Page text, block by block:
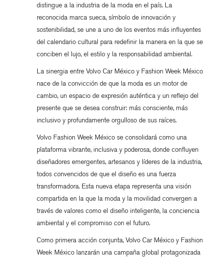
distingue a la industria de la moda en el país. La
reconocida marca sueca, símbolo de innovación y
sostenibilidad, se une a uno de los eventos más influyentes
del calendario cultural para redefinir la manera en la que se
conciben el lujo, el estilo y la responsabilidad ambiental.
La sinergia entre Volvo Car México y Fashion Week México
nace de la convicción de que la moda es un motor de
cambio, un espacio de expresión auténtica y un reflejo del
presente que se desea construir: más consciente, más
inclusivo y profundamente orgulloso de sus raíces.
Volvo Fashion Week México se consolidará como una
plataforma vibrante, inclusiva y poderosa, donde confluyen
diseñadores emergentes, artesanos y líderes de la industria,
todos convencidos de que el diseño es una fuerza
transformadora. Esta nueva etapa representa una visión
compartida en la que la moda y la movilidad convergen a
través de valores como el diseño inteligente, la conciencia
ambiental y el compromiso con el futuro.
Como primera acción conjunta, Volvo Car México y Fashion
Week México lanzarán una campaña global protagonizada